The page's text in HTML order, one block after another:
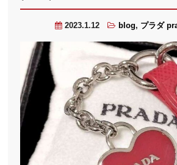
2023.1.12 blog, プラダ